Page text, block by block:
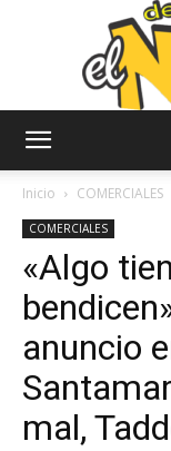
Inicio COMERCIALES
COMERCIALES
«Algo
anuncio
mal,